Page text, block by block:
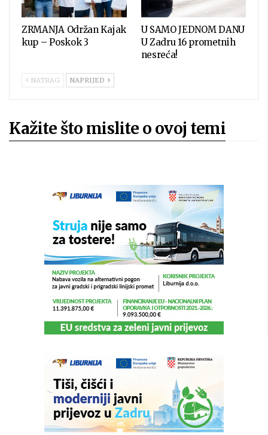
ZRMANJA Održan Kajak
kup – Poskok 3
U SAMO JEDNOM DANU
U Zadru 16 prometnih
nesreća!
NATRAG NAPRIJED
Kažite što mislite o ovoj temi